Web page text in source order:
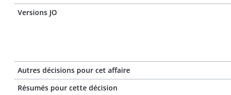
Versions JO
Autres décisions pour cet affaire
Résumés pour cette décision